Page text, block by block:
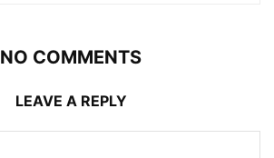
NO COMMENTS
LEAVE A REPLY